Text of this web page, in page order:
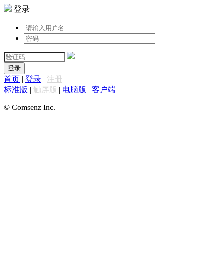
登录
登录
首页 | 登录 | 注册
标准版 | 触屏版 | 电脑版 | 客户端
© Comsenz Inc.